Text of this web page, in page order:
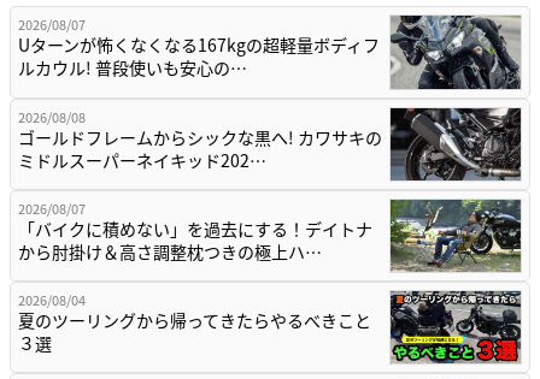
2026/08/07
Uターンが怖くなくなる167kgの超軽量ボディフ
ルカウル! 普段使いも安心の…
2026/08/08
ゴールドフレームからシックな黒へ! カワサキの
ミドルスーパーネイキッド202…
2026/08/07
「バイクに積めない」を過去にする！デイトナ
から肘掛け＆高さ調整枕つきの極上ハ…
2026/08/04
夏のツーリングから帰ってきたらやるべきこと
３選